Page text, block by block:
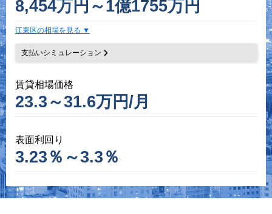
8,454万円～1億1755万円
江東区の相場を見る
支払いシミュレーション
賃貸相場価格
23.3～31.6万円/月
表面利回り
3.23％～3.3％